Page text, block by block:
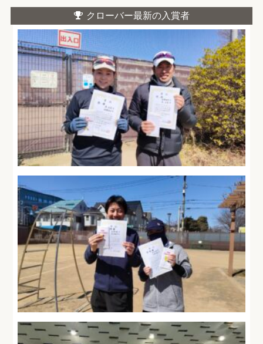
クローバー最新の入賞者